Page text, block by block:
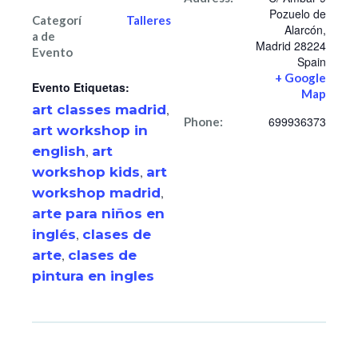
Categorí
a de
Evento
Talleres
Evento Etiquetas:
art classes madrid,
art workshop in
english, art
workshop kids, art
workshop madrid,
arte para niños en
inglés, clases de
arte, clases de
pintura en ingles
Pozuelo de
Alarcón,
Madrid 28224
Spain
+ Google
Map
Phone:
699936373